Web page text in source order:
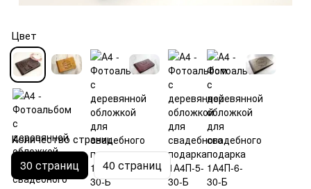
Цвет
Количество страниц
30 страниц 40 страниц